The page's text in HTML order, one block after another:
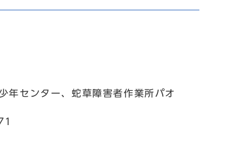
年センター、蛇草障害者作業所パオ